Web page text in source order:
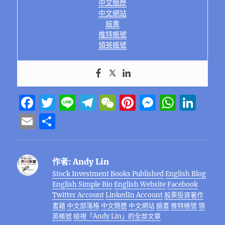
中文簡歷
中文網站
臉書
推特帳號
領英帳號
F
a
c
b
T
it
r
Li
e
T
e
r
a
m
W
C
at
Pi
te
st
M
ss
n
g
er
W
at
A
p
p
k
d
I
n
E
m
ai
l
享
作者: Andy Lin
Stock Investment Books Published English Blog
English Simple Bio English Website Facebook
Twitter Account LinkedIn Account 股票投資著作
書籍 中文部落格 中文簡歷 中文網站 臉書 推特帳號 領
英帳號 檢視「Andy Lin」的全部文章